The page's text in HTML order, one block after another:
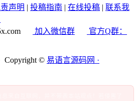
声明 | 投稿指南 | 在线投稿 | 联系我
加入微信群
官方Q群：
Copyright © 易语言源码网 ·